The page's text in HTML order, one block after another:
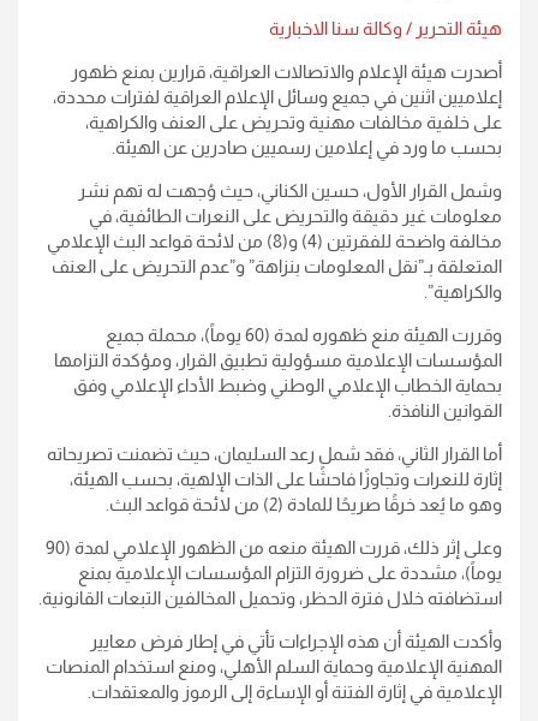
هيئة التحرير / وكالة سنا الاخبارية
أصدرت هيئة الإعلام والاتصالات العراقية، قرارين بمنع ظهور
إعلاميين اثنين في جميع وسائل الإعلام العراقية لفترات محددة،
على خلفية مخالفات مهنية وتحريض على العنف والكراهية،
بحسب ما ورد في إعلامين رسميين صادرين عن الهيئة.
وشمل القرار الأول، حسين الكناني، حيث وُجهت له تهم نشر
معلومات غير دقيقة والتحريض على النعرات الطائفية، في
مخالفة واضحة للفقرتين (4) و(8) من لائحة قواعد البث الإعلامي
المتعلقة بـ”نقل المعلومات بنزاهة” و”عدم التحريض على العنف
والكراهية”.
وقررت الهيئة منع ظهوره لمدة (60 يوماً)، محملة جميع
المؤسسات الإعلامية مسؤولية تطبيق القرار، ومؤكدة التزامها
بحماية الخطاب الإعلامي الوطني وضبط الأداء الإعلامي وفق
القوانين النافذة.
أما القرار الثاني، فقد شمل رعد السليمان، حيث تضمنت تصريحاته
إثارة للنعرات وتجاوزًا فاحشًا على الذات الإلهية، بحسب الهيئة،
وهو ما يُعد خرقًا صريحًا للمادة (2) من لائحة قواعد البث.
وعلى إثر ذلك، قررت الهيئة منعه من الظهور الإعلامي لمدة (90
يوماً)، مشددة على ضرورة التزام المؤسسات الإعلامية بمنع
استضافته خلال فترة الحظر، وتحميل المخالفين التبعات القانونية.
وأكدت الهيئة أن هذه الإجراءات تأتي في إطار فرض معايير
المهنية الإعلامية وحماية السلم الأهلي، ومنع استخدام المنصات
الإعلامية في إثارة الفتنة أو الإساءة إلى الرموز والمعتقدات.